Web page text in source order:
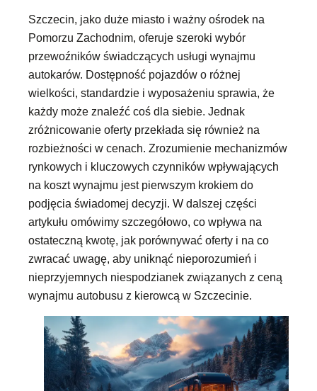
Szczecin, jako duże miasto i ważny ośrodek na
Pomorzu Zachodnim, oferuje szeroki wybór
przewoźników świadczących usługi wynajmu
autokarów. Dostępność pojazdów o różnej
wielkości, standardzie i wyposażeniu sprawia, że
każdy może znaleźć coś dla siebie. Jednak
zróżnicowanie oferty przekłada się również na
rozbieżności w cenach. Zrozumienie mechanizmów
rynkowych i kluczowych czynników wpływających
na koszt wynajmu jest pierwszym krokiem do
podjęcia świadomej decyzji. W dalszej części
artykułu omówimy szczegółowo, co wpływa na
ostateczną kwotę, jak porównywać oferty i na co
zwracać uwagę, aby uniknąć nieporozumień i
nieprzyjemnych niespodzianek związanych z ceną
wynajmu autobusu z kierowcą w Szczecinie.